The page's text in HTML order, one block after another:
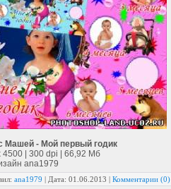
Машей - Мой первый годик
4500 | 300 dpi | 66,92 Мб
аnа1979
ana1979 | Дата: 01.06.2013 | Комментарии (0)